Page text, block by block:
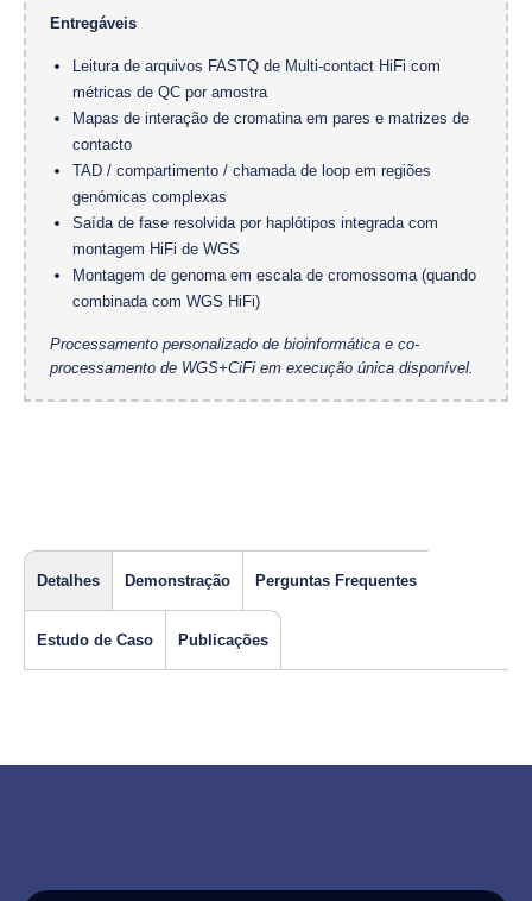
Entregáveis
Leitura de arquivos FASTQ de Multi-contact HiFi com
métricas de QC por amostra
Mapas de interação de cromatina em pares e matrizes de
contacto
TAD / compartimento / chamada de loop em regiões
genómicas complexas
Saída de fase resolvida por haplótipos integrada com
montagem HiFi de WGS
Montagem de genoma em escala de cromossoma (quando
combinada com WGS HiFi)
Processamento personalizado de bioinformática e co-
processamento de WGS+CiFi em execução única disponível.
Detalhes Demonstração Perguntas Frequentes
Estudo de Caso Publicações